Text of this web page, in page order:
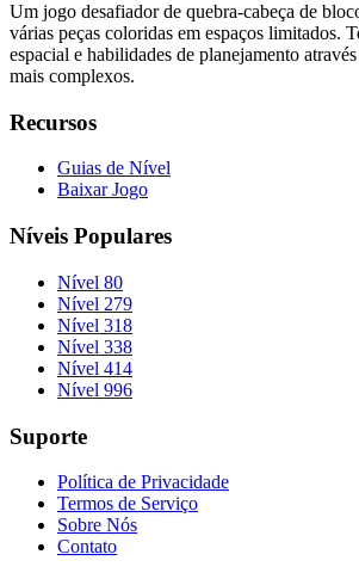
Um jogo desafiador de quebra-cabeça de
várias peças coloridas em espaços limitados.
espacial e habilidades de planejamento
mais complexos.
Recursos
Guias de Nível
Baixar Jogo
Níveis Populares
Nível 80
Nível 279
Nível 318
Nível 338
Nível 414
Nível 996
Suporte
Política de Privacidade
Termos de Serviço
Sobre Nós
Contato